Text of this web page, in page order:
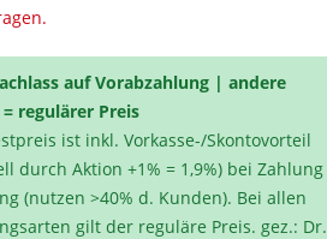
auf Vorabzahlung | andere
regulärer Preis
ist inkl. Vorkasse-/Skontovorteil
durch Aktion +1% = 1,9%) bei Zahlung
(nutzen >40% d. Kunden). Bei allen
gilt der reguläre Preis. gez.: Dr.